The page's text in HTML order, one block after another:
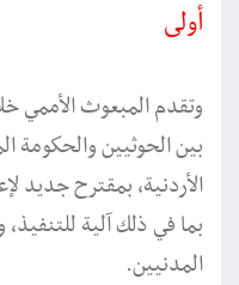
أولى
وتقدم المبعوث الأممي
بين الحوثيين والحكومة
الأردنية، بمقترح جديد
بما في ذلك آلية
المدنيين.